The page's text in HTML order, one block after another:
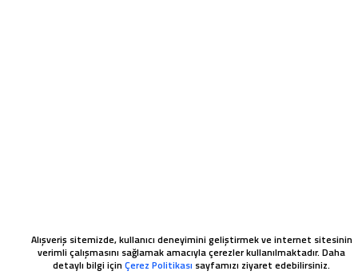
WHATSAPP SIPARIŞ
Alışveriş sitemizde, kullanıcı deneyimini geliştirmek ve internet sitesinin
verimli çalışmasını sağlamak amacıyla çerezler kullanılmaktadır. Daha
detaylı bilgi içinÇerez Politikası sayfamızı ziyaret edebilirsiniz.